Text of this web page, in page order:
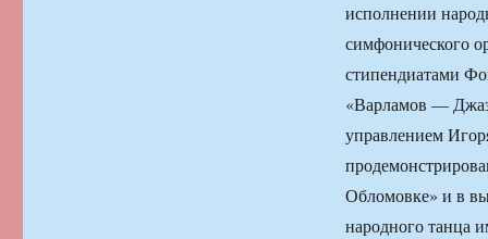
исполнении
симфонического
стипендиатами
«Варламов —
управлением
Обломовке» и в
народного танца